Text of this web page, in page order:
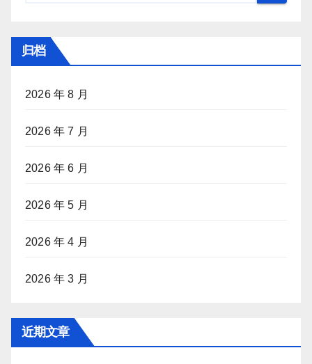
归档
2026 年 8 月
2026 年 7 月
2026 年 6 月
2026 年 5 月
2026 年 4 月
2026 年 3 月
近期文章